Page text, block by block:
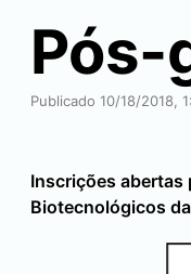
Pós-
Publicado 10/18/2018,
Inscrições abertas
Biotecnológicos